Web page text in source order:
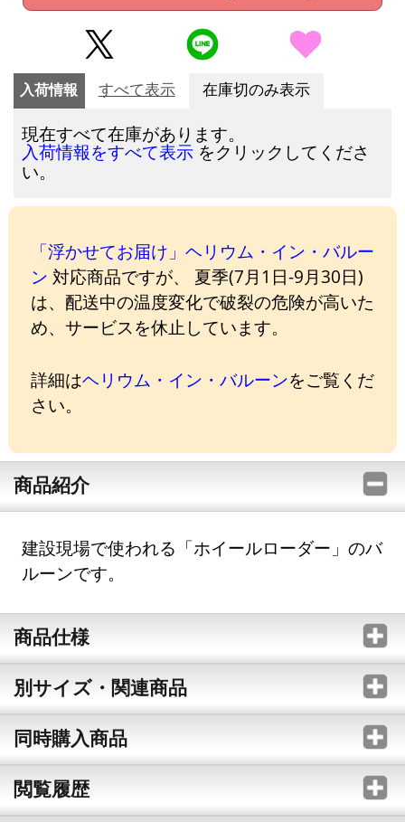
入荷情報 すべて表示 在庫切のみ表示
現在すべて在庫があります。
入荷情報をすべて表示 をクリックしてくださ
い。
「浮かせてお届け」ヘリウム・イン・バルー
ン 対応商品ですが、 夏季(7月1日-9月30日)
は、配送中の温度変化で破裂の危険が高いた
め、サービスを休止しています。
詳細はヘリウム・イン・バルーンをご覧くだ
さい。
商品紹介
建設現場で使われる「ホイールローダー」のバ
ルーンです。
商品仕様
別サイズ・関連商品
同時購入商品
閲覧履歴